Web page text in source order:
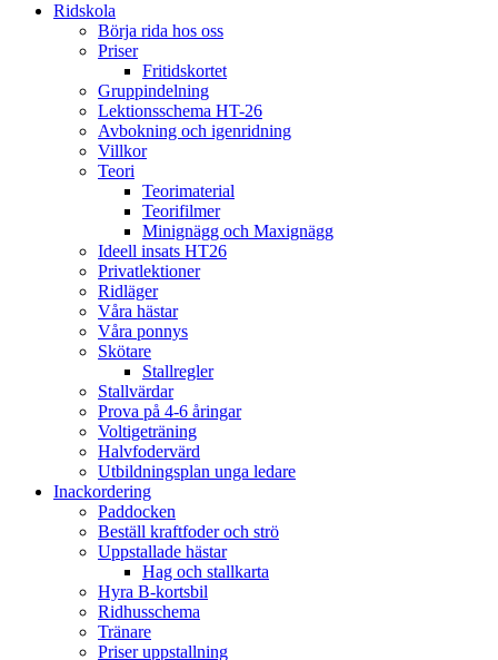
Ridskola
Börja rida hos oss
Priser
Fritidskortet
Gruppindelning
Lektionsschema HT-26
Avbokning och igenridning
Villkor
Teori
Teorimaterial
Teorifilmer
Minignägg och Maxignägg
Ideell insats HT26
Privatlektioner
Ridläger
Våra hästar
Våra ponnys
Skötare
Stallregler
Stallvärdar
Prova på 4-6 åringar
Voltigeträning
Halvfodervärd
Utbildningsplan unga ledare
Inackordering
Paddocken
Beställ kraftfoder och strö
Uppstallade hästar
Hag och stallkarta
Hyra B-kortsbil
Ridhusschema
Tränare
Priser uppstallning